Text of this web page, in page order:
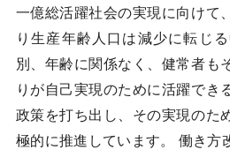
一億総活躍社会の実現に向けて
り生産年齢人口は減少に転じ
別、年齢に関係なく、健常者も
りが自己実現のために活躍でき
政策を打ち出し、その実現のた
極的に推進しています。 働き方